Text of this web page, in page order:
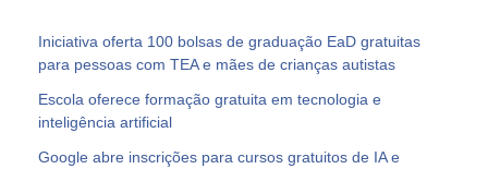
Iniciativa oferta 100 bolsas de graduação EaD gratuitas
para pessoas com TEA e mães de crianças autistas
Escola oferece formação gratuita em tecnologia e
inteligência artificial
Google abre inscrições para cursos gratuitos de IA e